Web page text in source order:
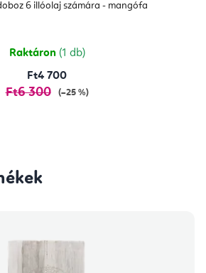
6 illóolaj számára - mangófa
Raktáron (1 db)
Ft4 700
Ft6 300 (–25 %)